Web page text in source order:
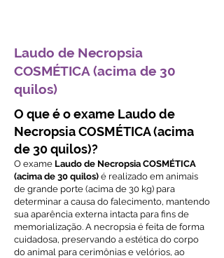
Laudo de Necropsia
COSMÉTICA (acima de 30
quilos)
O que é o exame Laudo de
Necropsia COSMÉTICA (acima
de 30 quilos)?
O exame Laudo de Necropsia COSMÉTICA
(acima de 30 quilos) é realizado em animais
de grande porte (acima de 30 kg) para
determinar a causa do falecimento, mantendo
sua aparência externa intacta para fins de
memorialização. A necropsia é feita de forma
cuidadosa, preservando a estética do corpo
do animal para cerimônias e velórios, ao